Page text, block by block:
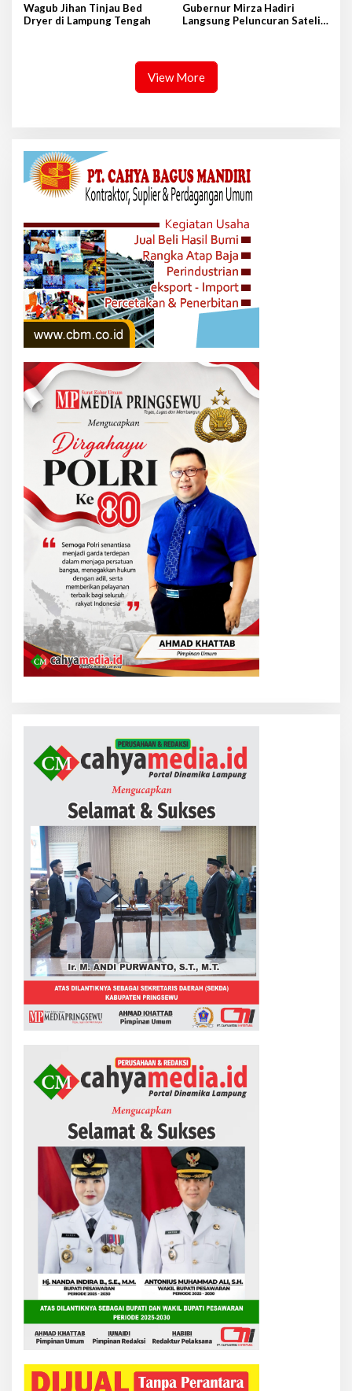
Wagub Jihan Tinjau Bed
Dryer di Lampung Tengah
Gubernur Mirza Hadiri
Langsung Peluncuran Satelit
View More